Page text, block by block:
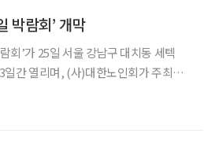
박람회’ 개막
회’가 25일 서울 강남구 대치동 세텍
간 열리며, (사)대한노인회가 주최한